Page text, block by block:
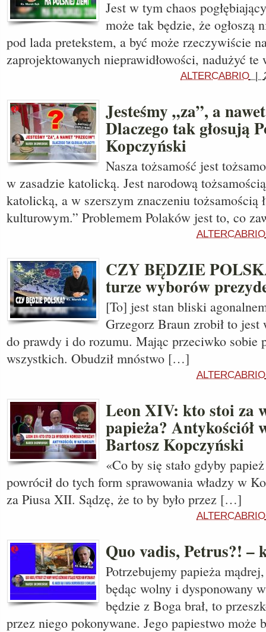
Jest w tym chaos
może tak będzie, że ogłoszą
pod lada pretekstem, a być może rzeczywiście
zaprojektowanych nieprawidłowości, nadużyć
ALTERCABRIO |
Jesteśmy „za”, a
Dlaczego tak głosują
Kopczyński
Nasza tożsamość jest
w zasadzie katolicką. Jest narodową
katolicką, a w szerszym znaczeniu tożsamością
kulturowym.” Problemem Polaków jest to, co
ALTERCABRIO
CZY BĘDZIE
turze wyborów
[To] jest stan bliski
Grzegorz Braun zrobił to
do prawdy i do rozumu. Mając przeciwko sobie
wszystkich. Obudził mnóstwo […]
ALTERCABRIO
Leon XIV: kto stoi za
papieża? Antykościół
Bartosz Kopczyński
«Co by się stało gdyby
powrócił do tych form sprawowania władzy w
za Piusa XII. Sądzę, że to by było przez […]
ALTERCABRIO
Quo vadis, Petrus?! –
Potrzebujemy papieża
będąc wolny i dysponowany
będzie z Boga brał, to
przez niego pokonywane. Jego papiestwo